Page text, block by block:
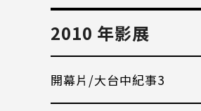
2010 年影展
開幕片/大台中紀事3